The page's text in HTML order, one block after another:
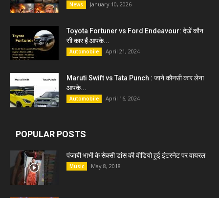
News January 10, 2026
Toyota Fortuner vs Ford Endeavour: देखें कौन
सी कार हैं आपके...
Automobile April 21, 2024
Maruti Swift vs Tata Punch : जाने कौनसी कार लेना
आपके...
Automobile April 16, 2024
POPULAR POSTS
पंजाबी भाभी के सेक्सी डांस की वीडियो हुई इंटरनेट पर वायरल
Music May 8, 2018